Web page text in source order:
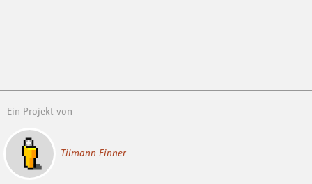
Ein Projekt von
Tilmann Finner